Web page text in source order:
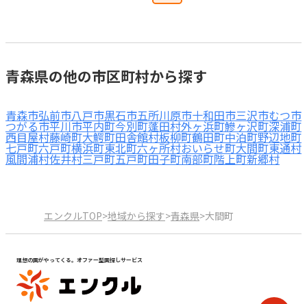
青森県の他の市区町村から探す
青森市弘前市八戸市黒石市五所川原市十和田市三沢市むつ市
つがる市平川市平内町今別町蓬田村外ヶ浜町鰺ヶ沢町深浦町
西目屋村藤崎町大鰐町田舎館村板柳町鶴田町中泊町野辺地町
七戸町六戸町横浜町東北町六ヶ所村おいらせ町大間町東通村
風間浦村佐井村三戸町五戸町田子町南部町階上町新郷村
エンクルTOP>地域から探す>青森県>大間町
理想の園がやってくる。オファー型園探しサービス